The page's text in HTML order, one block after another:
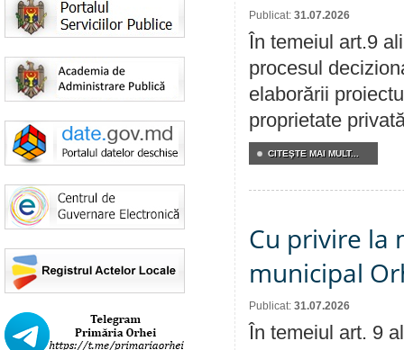
Publicat: 31.07.2026
În temeiul art.9
procesul
elaborării
proprietate
CITEŞTE MAI MULT...
Cu privire la
municipal
Publicat: 31.07.2026
În temeiul art. 9